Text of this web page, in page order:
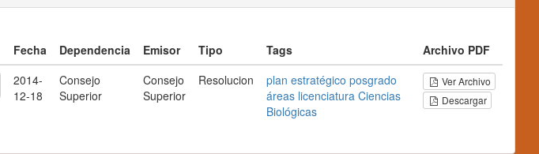
Fecha Dependencia Emisor Tipo Tags
Archivo PDF
2014-
12-18
Consejo
Superior
Consejo
Superior
Resolucion plan estratégico posgrado
áreas licenciatura Ciencias
Biológicas
Ver Archivo
Descargar